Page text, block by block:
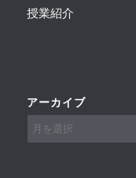
授業紹介
アーカイブ